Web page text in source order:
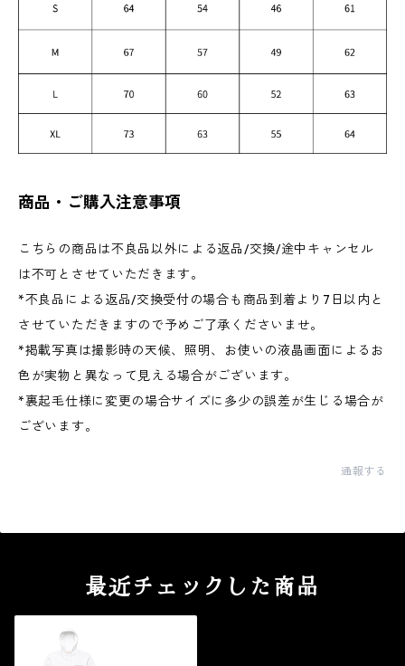
商品・ご購入注意事項
こちらの商品は不良品以外による返品/交換/途中キャンセル
は不可とさせていただきます。
*不良品による返品/交換受付の場合も商品到着より7日以内と
させていただきますので予めご了承くださいませ。
*掲載写真は撮影時の天候、照明、お使いの液晶画面によるお
色が実物と異なって見える場合がございます。
*裏起毛仕様に変更の場合サイズに多少の誤差が生じる場合が
ございます。
通報する
最近チェックした商品